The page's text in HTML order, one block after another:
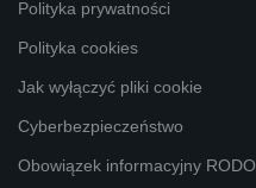
Polityka prywatności
Polityka cookies
Jak wyłączyć pliki cookie
Cyberbezpieczeństwo
Obowiązek informacyjny RODO